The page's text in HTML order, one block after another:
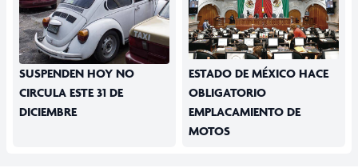
SUSPENDEN HOY NO
CIRCULA ESTE 31 DE
DICIEMBRE
ESTADO DE MÉXICO HACE
OBLIGATORIO
EMPLACAMIENTO DE
MOTOS